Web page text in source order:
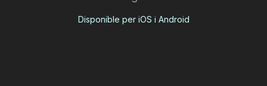
Disponible per iOS i Android